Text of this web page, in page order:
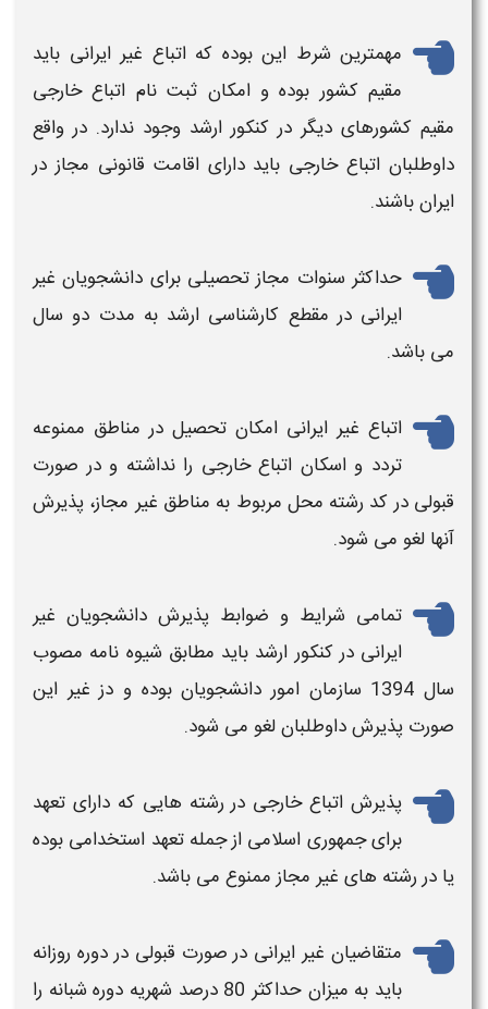
مهمترین شرط این بوده کهاتباع غیر ایرانی باید
مقیم کشور بوده و امکان ثبت نام اتباع خارجی
مقیم کشورهای دیگر در کنکور ارشد وجود ندارد. در واقع
داوطلبان اتباع خارجی باید دارای اقامت قانونی مجاز در
ایران باشند.
حداکثر سنوات مجاز تحصیلی برای دانشجویان غیر
ایرانیدر مقطع کارشناسی ارشدبه مدت دو سال
می باشد.
اتباع غیر ایرانی امکان تحصیل در مناطق ممنوعه
تردد و اسکان اتباع خارجی را نداشته و در صورت
قبولی در کد رشته محل مربوط به مناطق غیر مجاز، پذیرش
آنها لغو می شود.
تمامی شرایط و ضوابط پذیرش دانشجویان غیر
ایرانی در کنکور ارشد باید مطابق شیوه نامه مصوب
سال 1394 سازمان امور دانشجویان بوده و دز غیر این
صورت پذیرش داوطلبان لغو می شود.
پذیرش اتباع خارجی در رشته هایی که دارای تعهد
برای جمهوری اسلامی از جمله تعهد استخدامی بوده
یا در رشته های غیر مجاز ممنوع می باشد.
متقاضیان غیر ایرانی در صورت قبولی در دوره روزانه
باید به میزان حداکثر 80 درصد شهریه دوره شبانه را